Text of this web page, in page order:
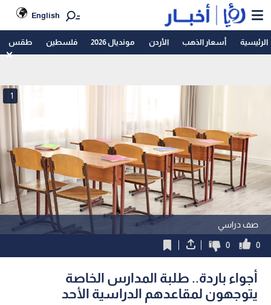
English
الرئيسية أسعار الذهب الأردن مونديال 2026 فلسطين طقس
صف دراسي
1
0
0
أجواء باردة.. طلبة المدارس الخاصة
يتوجهون لمقاعدهم الدراسية الأحد